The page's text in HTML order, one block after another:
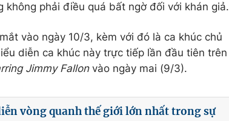
không phải điều quá bất ngờ đối với khán giả.
vào ngày 10/3, kèm với đó là ca khúc chủ
diễn ca khúc này trực tiếp lần đầu tiên trên
Jimmy Fallon vào ngày mai (9/3).
vòng quanh thế giới lớn nhất trong sự